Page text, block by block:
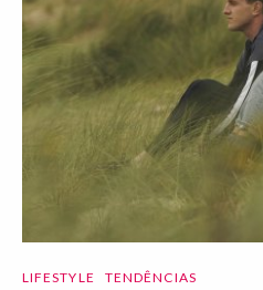
LIFESTYLE TENDÊNCIAS